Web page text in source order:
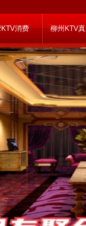
消费 柳州KTV